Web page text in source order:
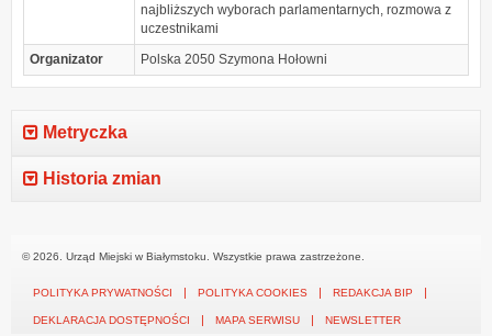
najbliższych wyborach parlamentarnych, rozmowa z
uczestnikami
Organizator
Polska 2050 Szymona Hołowni
Metryczka
Historia zmian
© 2026. Urząd Miejski w Białymstoku. Wszystkie prawa zastrzeżone.
POLITYKA PRYWATNOŚCI POLITYKA COOKIES REDAKCJA BIP
DEKLARACJA DOSTĘPNOŚCI MAPA SERWISU NEWSLETTER